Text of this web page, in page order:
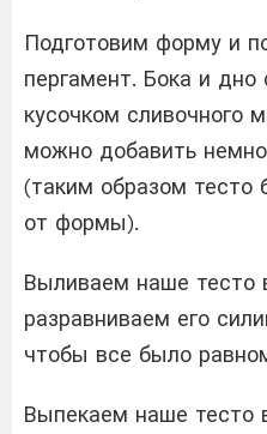
Подготовим форму и
пергамент. Бока и
кусочком сливочного
можно добавить
(таким образом тесто
от формы).
Выливаем наше тесто
разравниваем его
чтобы все было
Выпекаем наше тесто